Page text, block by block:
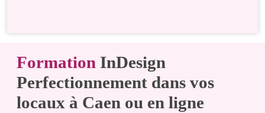
Formation InDesign
Perfectionnement dans vos
locaux à Caen ou en ligne